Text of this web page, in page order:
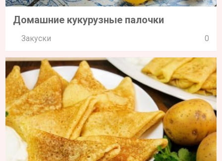
Домашние кукурузные палочки
Закуски 0